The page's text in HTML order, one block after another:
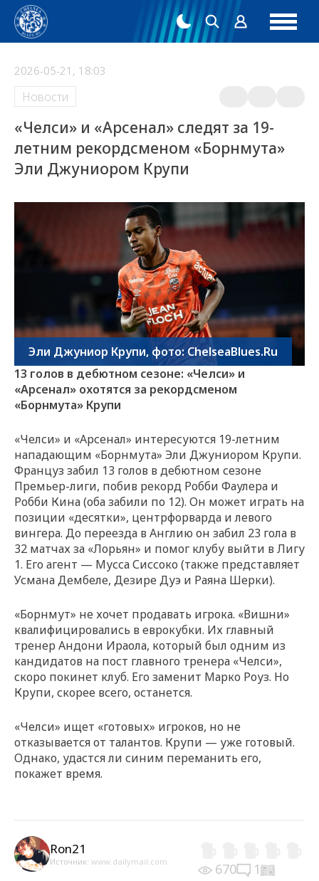
2026-05-21, 18:03
Новости
«Челси» и «Арсенал» следят за 19-
летним рекордсменом «Борнмута»
Эли Джуниором Крупи
Эли Джуниор Крупи, фото: ChelseaBlues.Ru
13 голов в дебютном сезоне: «Челси» и
«Арсенал» охотятся за рекордсменом
«Борнмута» Крупи
«Челси» и «Арсенал» интересуются 19-летним
нападающим «Борнмута» Эли Джуниором Крупи.
Француз забил 13 голов в дебютном сезоне
Премьер-лиги, побив рекорд Робби Фаулера и
Робби Кина (оба забили по 12). Он может играть на
позиции «десятки», центрфорварда и левого
вингера. До переезда в Англию он забил 23 гола в
32 матчах за «Лорьян» и помог клубу выйти в Лигу
1. Его агент — Мусса Сиссоко (также представляет
Усмана Дембеле, Дезире Дуэ и Раяна Шерки).
«Борнмут» не хочет продавать игрока. «Вишни»
квалифицировались в еврокубки. Их главный
тренер Андони Ираола, который был одним из
кандидатов на пост главного тренера «Челси»,
скоро покинет клуб. Его заменит Марко Роуз. Но
Крупи, скорее всего, останется.
«Челси» ищет «готовых» игроков, но не
отказывается от талантов. Крупи — уже готовый.
Однако, удастся ли синим переманить его,
покажет время.
Ron21
Источник: www.dailymail.com 670 1